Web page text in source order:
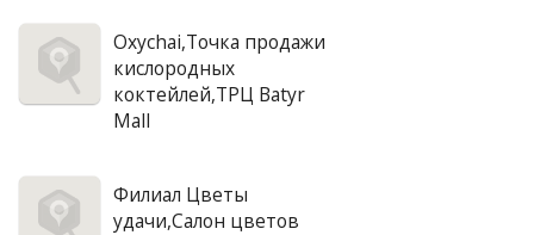
Oxychai,Точка продажи
кислородных
коктейлей,ТРЦ Batyr
Mall
Филиал Цветы
удачи,Салон цветов